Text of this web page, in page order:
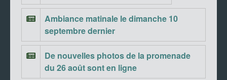
Ambiance matinale le dimanche 10
septembre dernier
De nouvelles photos de la promenade
du 26 août sont en ligne